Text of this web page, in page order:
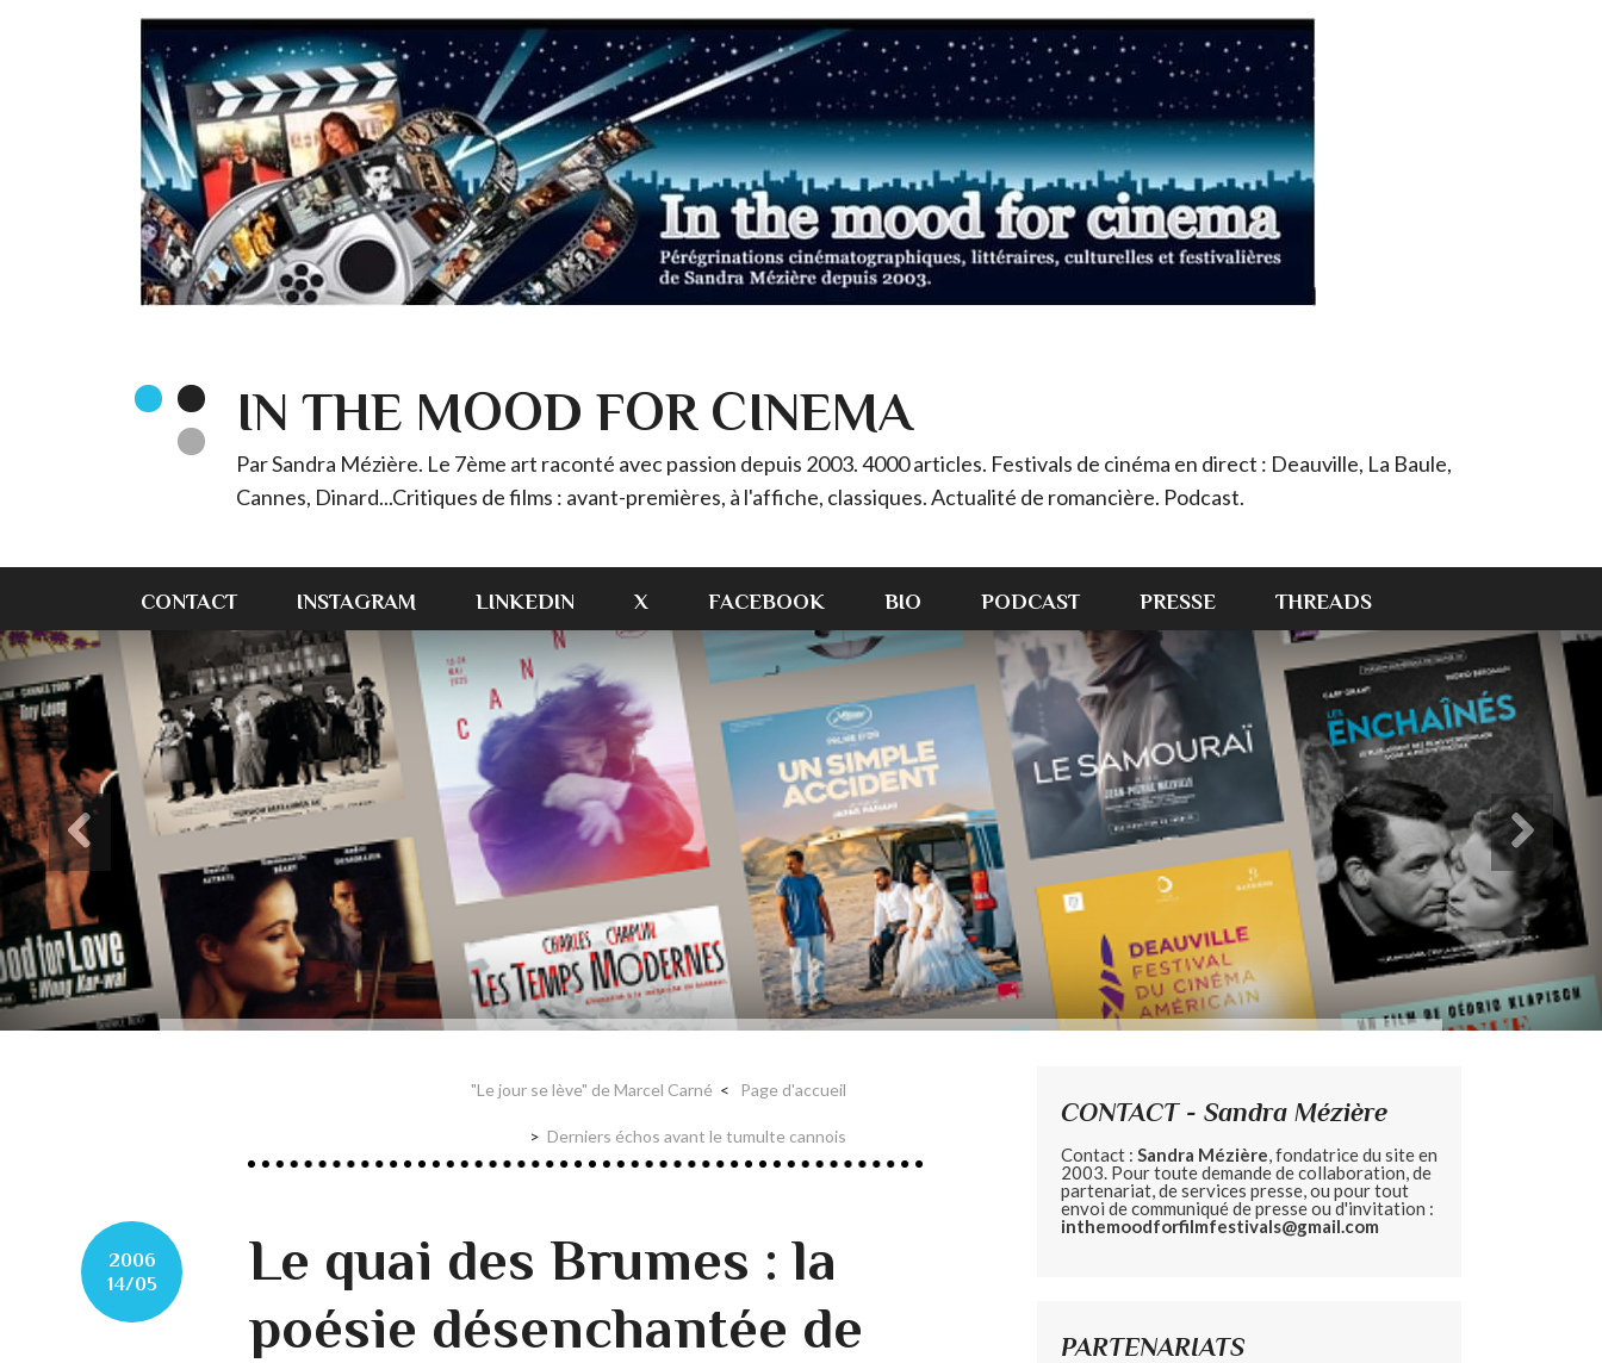
IN THE MOOD FOR CINEMA
Par Sandra Mézière. Le 7ème art raconté avec passion depuis 2003. 4000 articles. Festivals de cinéma en direct : Deauville, La Baule,
Cannes, Dinard...Critiques de films : avant-premières, à l'affiche, classiques. Actualité de romancière. Podcast.
CONTACT INSTAGRAM LINKEDIN X FACEBOOK BIO PODCAST PRESSE THREADS
"Le jour se lève" de Marcel Carné Page d'accueil
Derniers échos avant le tumulte cannois
2006
14/05
Le quai des Brumes : la
poésie désenchantée de
CONTACT - Sandra Mézière
Contact : Sandra Mézière, fondatrice du site en
2003. Pour toute demande de collaboration, de
partenariat, de services presse, ou pour tout
envoi de communiqué de presse ou d'invitation :
inthemoodforfilmfestivals@gmail.com
PARTENARIATS